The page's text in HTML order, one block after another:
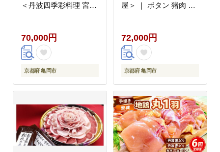
＜丹波四季彩料理 宮本
せグルメ ※2026年11月
～発送
70,000円
京都府 亀岡市
屋＞ ｜ ボタン 猪肉 し
～発送
72,000円
京都府 亀岡市